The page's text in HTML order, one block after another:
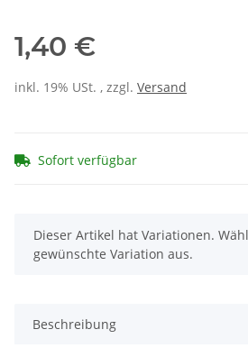
1,40 €
inkl. 19% USt. , zzgl. Versand
Sofort verfügbar
x
Dieser Artikel hat Variationen.
gewünschte Variation aus.
Beschreibung